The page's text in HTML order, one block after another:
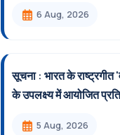
6 Aug, 2026
सूचना : भारत के राष्ट्रगीत
के उपलक्ष्य में आयोजित
5 Aug, 2026